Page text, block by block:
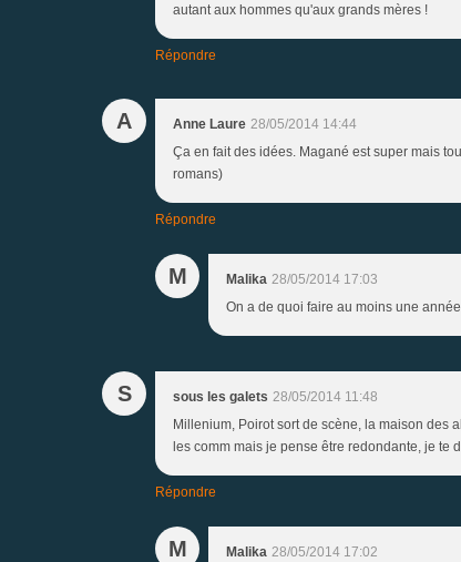
autant aux hommes qu'aux grands mères !
Répondre
A Anne Laure 28/05/2014 14:44
Ça en fait des idées. Magané est super mais
romans)
Répondre
M Malika 28/05/2014 17:03
On a de quoi faire au moins une
S sous les galets 28/05/2014 11:48
Millenium, Poirot sort de scène, la maison des
les comm mais je pense être redondante, je te
Répondre
M Malika 28/05/2014 17:02